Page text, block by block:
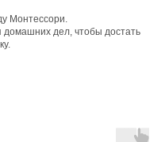
Монтессори.
домашних дел, чтобы достать